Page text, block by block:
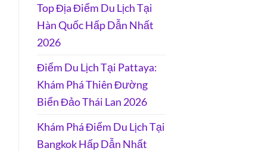
Top Địa Điểm Du Lịch Tại
Hàn Quốc Hấp Dẫn Nhất
2026
Điểm Du Lịch Tại Pattaya:
Khám Phá Thiên Đường
Biển Đảo Thái Lan 2026
Khám Phá Điểm Du Lịch Tại
Bangkok Hấp Dẫn Nhất